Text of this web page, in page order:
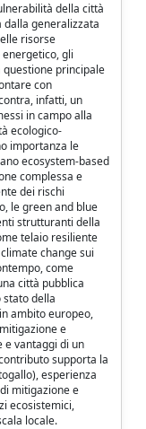
della città
generalizzata
risorse
gli
principale
con
infatti, un
in campo alla
ecologico-
importanza le
ecosystem-based
complessa e
dei rischi
le green and blue
strutturanti della
telaio resiliente
change sui
come
città pubblica
della
ambito europeo,
e
e vantaggi di un
supporta la
esperienza
mitigazione e
ecosistemici,
locale.